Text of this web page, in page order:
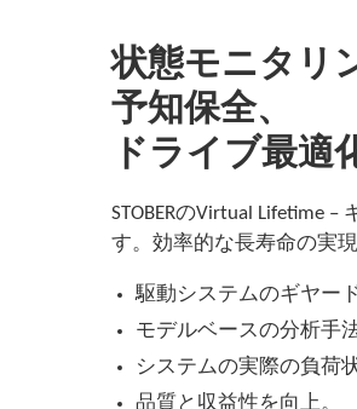
状態モニタリ
予知保全、
ドライブ最適
STOBERのVirtual Lifetime
す。効率的な長寿命の実
駆動システムのギヤー
モデルベースの分析手
システムの実際の負荷
品質と収益性を向上。